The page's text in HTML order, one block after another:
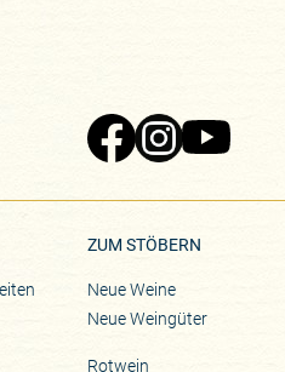
ZUM STÖBERN
Neue Weine
Neue Weingüter
Rotwein